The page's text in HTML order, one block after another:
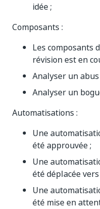
idée ;
Composants :
Les composants
révision est en
Analyser un
Analyser un
Automatisations :
Une
été approuvée ;
Une
été déplacée
Une
été mise en